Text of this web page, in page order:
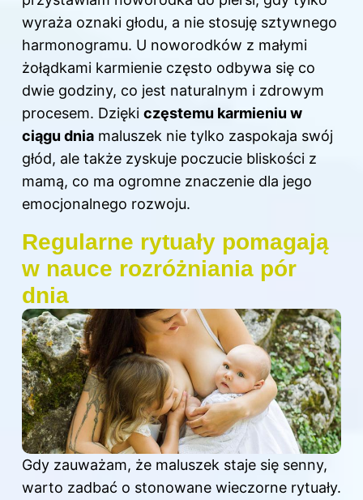
wyraża oznaki głodu, a nie stosuję sztywnego
harmonogramu. U noworodków z małymi
żołądkami karmienie często odbywa się co
dwie godziny, co jest naturalnym i zdrowym
procesem. Dzięki częstemu karmieniu w
ciągu dnia maluszek nie tylko zaspokaja swój
głód, ale także zyskuje poczucie bliskości z
mamą, co ma ogromne znaczenie dla jego
emocjonalnego rozwoju.
Regularne rytuały pomagają
w nauce rozróżniania pór
dnia
Gdy zauważam, że maluszek staje się senny,
warto zadbać o stonowane wieczorne rytuały.